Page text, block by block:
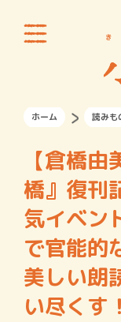
ホーム 読みも
【倉橋
橋』復刊
気イベン
で官能的
美しい朗
い尽くす！